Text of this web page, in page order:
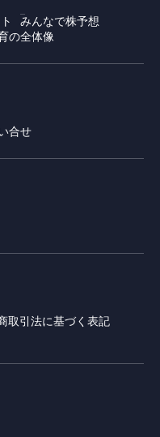
みんなで株予想
の全体像
合せ
取引法に基づく表記